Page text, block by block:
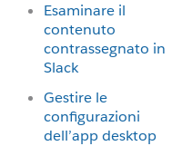
Esaminare il
contenuto
contrassegnato in
Slack
Gestire le
configurazioni
dell’app desktop